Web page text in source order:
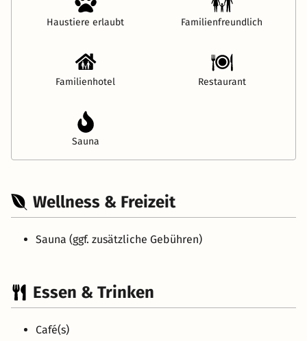
Haustiere erlaubt Familienfreundlich
Familienhotel Restaurant
Sauna
Wellness & Freizeit
Sauna (ggf. zusätzliche Gebühren)
Essen & Trinken
Café(s)